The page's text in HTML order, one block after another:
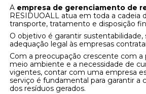
A empresa de gerenciamento de
RESIDUOALL atua em toda a cadeia
transporte, tratamento e disposição
O objetivo é garantir sustentabilidade,
adequação legal às empresas
Com a preocupação crescente com a
meio ambiente e a necessidade de
vigentes, contar com uma empresa
serviço é fundamental para garantir a
dos resíduos gerados.